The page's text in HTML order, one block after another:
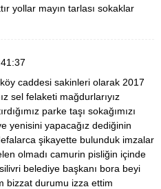
yollar mayın tarlası sokaklar
caddesi sakinleri olarak 2017
sel felaketi mağdurlarıyız
parke taşı sokağımızı
yenisini yapacağız dediğinin
şikayette bulunduk imzalar
olmadı camurin pisliğin içinde
belediye başkanı bora beyi
bizzat durumu izza ettim